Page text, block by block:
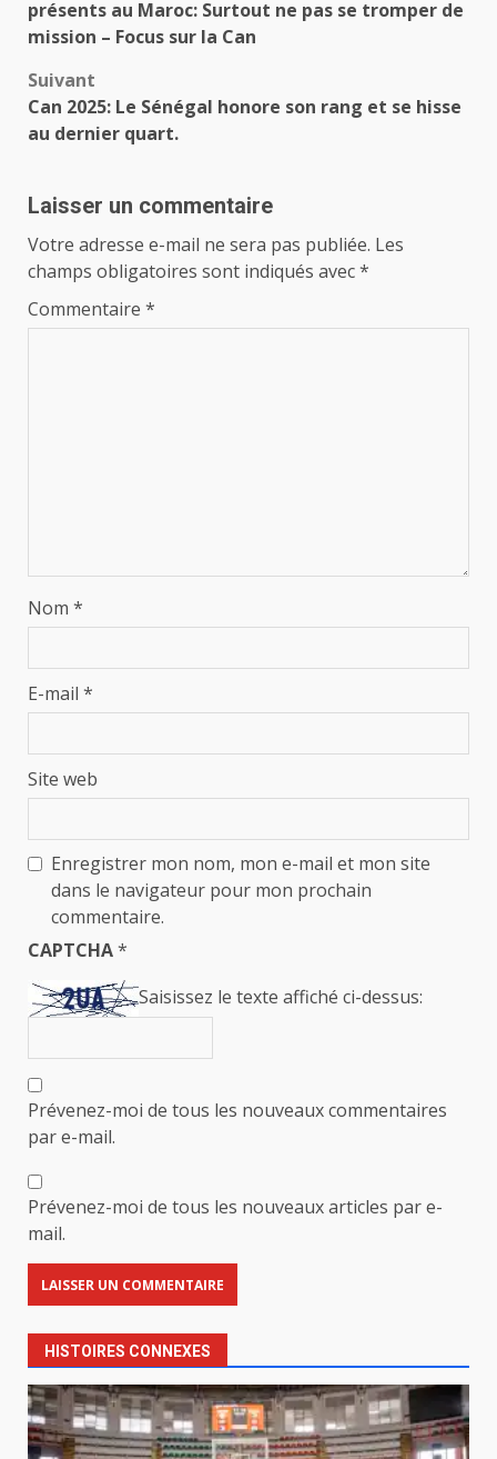
présents au Maroc: Surtout ne pas se tromper de
mission – Focus sur la Can
Suivant
Can 2025: Le Sénégal honore son rang et se hisse
au dernier quart.
Laisser un commentaire
Votre adresse e-mail ne sera pas publiée. Les
champs obligatoires sont indiqués avec*
Commentaire *
Nom *
E-mail *
Site web
Enregistrer mon nom, mon e-mail et mon site
dans le navigateur pour mon prochain
commentaire.
CAPTCHA*
Saisissez le texte affiché ci-dessus:
Prévenez-moi de tous les nouveaux commentaires
par e-mail.
Prévenez-moi de tous les nouveaux articles par e-
mail.
HISTOIRES CONNEXES